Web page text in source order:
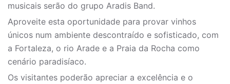
musicais serão do grupo Aradis Band.
Aproveite esta oportunidade para provar vinhos
únicos num ambiente descontraído e sofisticado, com
a Fortaleza, o rio Arade e a Praia da Rocha como
cenário paradisíaco.
Os visitantes poderão apreciar a excelência e o